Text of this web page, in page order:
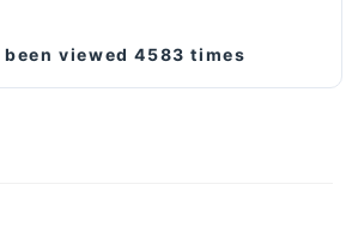
been viewed 4583 times